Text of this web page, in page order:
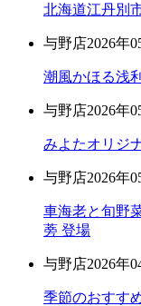
北海道江丹別
与野店2026年
潮風かほる浅
与野店2026年
みよたオリジ
与野店2026年
車海老と旬野
蒡 登場
与野店2026年
季節のおすす